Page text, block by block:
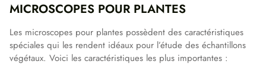
MICROSCOPES POUR PLANTES
Les microscopes pour plantes possèdent des caractéristiques
spéciales qui les rendent idéaux pour l’étude des échantillons
végétaux. Voici les caractéristiques les plus importantes :